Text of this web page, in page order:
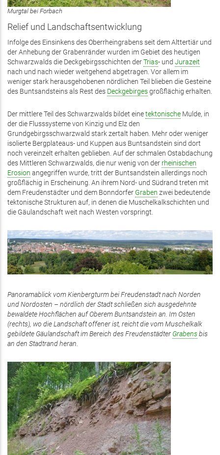
Murgtal bei Forbach
Relief und Landschaftsentwicklung
Infolge des Einsinkens des Oberrheingrabens seit dem Alttertiär und
der Anhebung der Grabenränder wurden im Gebiet des heutigen
Schwarzwalds die Deckgebirgsschichten derTrias- und Jurazeit
nach und nach wieder weitgehend abgetragen. Vor allem im
weniger stark herausgehobenen nördlichen Teil blieben die Gesteine
des Buntsandsteins als Rest des Deckgebirgesgroßflächig erhalten.
Der mittlere Teil des Schwarzwalds bildet einetektonische Mulde, in
der die Flusssysteme von Kinzig und Elz den
Grundgebirgsschwarzwald stark zertalt haben. Mehr oder weniger
isolierte Bergplateaus- und Kuppen aus Buntsandstein sind dort
noch vereinzelt erhalten geblieben. Auf der schmalen Ostabdachung
des Mittleren Schwarzwalds, die nur wenig von der rheinischen
Erosion angegriffen wurde, tritt der Buntsandstein allerdings noch
großflächig in Erscheinung. An ihrem Nord- und Südrand treten mit
dem Freudenstädter und dem Bonndorfer Graben zwei bedeutende
tektonische Strukturen auf, in denen die Muschelkalkschichten und
die Gäulandschaft weit nach Westen vorspringt.
Panoramablick vom Kienbergturm bei Freudenstadt nach Norden
und Nordosten – nördlich der Stadt schließen sich ausgedehnte
bewaldete Hochflächen auf Oberem Buntsandstein an. Im Osten
(rechts), wo die Landschaft offener ist, reicht die vom Muschelkalk
gebildete Gäulandschaft im Bereich des Freudenstädter Grabensbis
an den Stadtrand heran.